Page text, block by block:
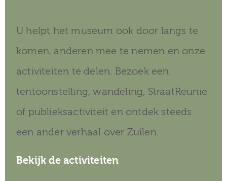
U helpt het museum ook door langs te
komen, anderen mee te nemen en onze
activiteiten te delen. Bezoek een
tentoonstelling, wandeling, StraatReünie
of publieksactiviteit en ontdek steeds
een ander verhaal over Zuilen.
Bekijk de activiteiten